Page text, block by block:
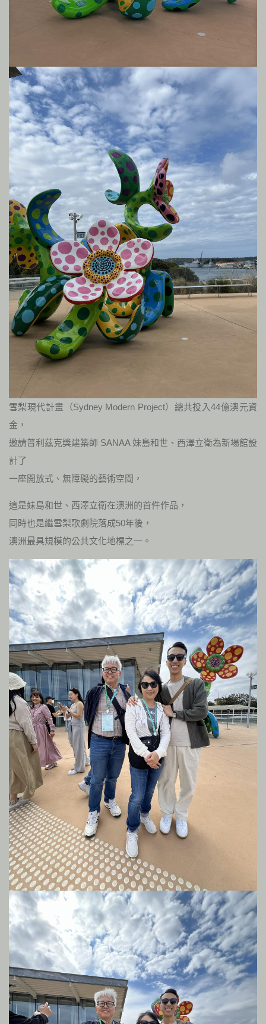
雪梨現代計畫（Sydney Modern Project）總共投入44億澳元資
金，
邀請普利茲克獎建築師 SANAA 妹島和世、西澤立衛為新場館設
計了
一座開放式、無障礙的藝術空間，
這是妹島和世、西澤立衛在澳洲的首件作品，
同時也是繼雪梨歌劇院落成50年後，
澳洲最具規模的公共文化地標之一。